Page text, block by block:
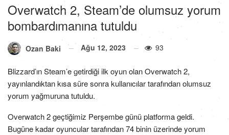
Overwatch 2, Steam’de olumsuz yorum
bombardımanına tutuldu
Ozan Baki Ağu 12, 2023 93
Blizzard’ın Steam’e getirdiği ilk oyun olan Overwatch 2,
yayınlandıktan kısa süre sonra kullanıcılar tarafından olumsuz
yorum yağmuruna tutuldu.
Overwatch 2 geçtiğimiz Perşembe günü platforma geldi.
Bugüne kadar oyuncular tarafından 74 binin üzerinde yorum